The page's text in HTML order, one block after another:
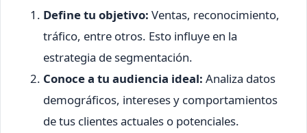
Define tu objetivo: Ventas, reconocimiento,
tráfico, entre otros. Esto influye en la
estrategia de segmentación.
Conoce a tu audiencia ideal: Analiza datos
demográficos, intereses y comportamientos
de tus clientes actuales o potenciales.